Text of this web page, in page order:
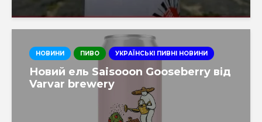
НОВИНИ ПИВО УКРАЇНСЬКІ ПИВНІ НОВИНИ
Новий ель Saisooon Gooseberry від
Varvar brewery